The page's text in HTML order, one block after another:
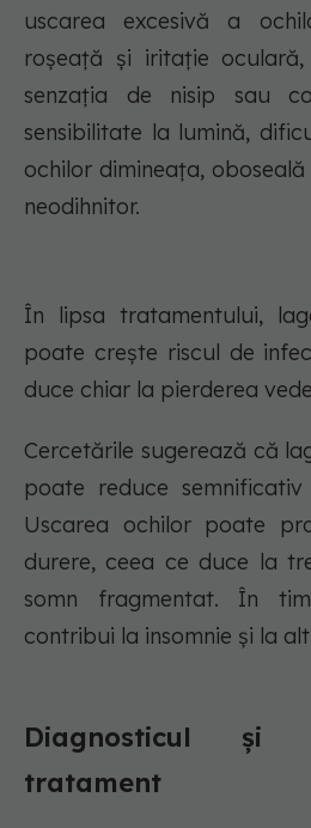
uscarea excesivă a
roșeață și iritație
senzația de nisip sau
sensibilitate la lumină,
ochilor dimineața,
neodihnitor.
În lipsa tratamentului,
poate crește riscul de
duce chiar la pierderea
Cercetările sugerează că
poate reduce
Uscarea ochilor poate
durere, ceea ce duce la
somn fragmentat. În
contribui la insomnie și la
Diagnosticul și
tratament